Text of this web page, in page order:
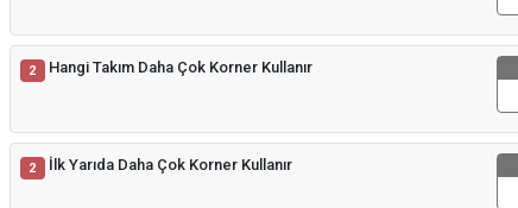
2 Hangi Takım Daha Çok Korner Kullanır
2 İlk Yarıda Daha Çok Korner Kullanır